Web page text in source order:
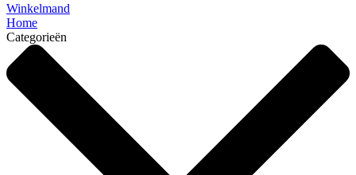
Winkelmand
Home
Categorieën